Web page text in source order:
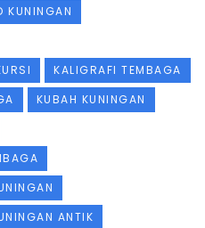
KUNINGAN
KALIGRAFI TEMBAGA
KUBAH KUNINGAN
ANTIK